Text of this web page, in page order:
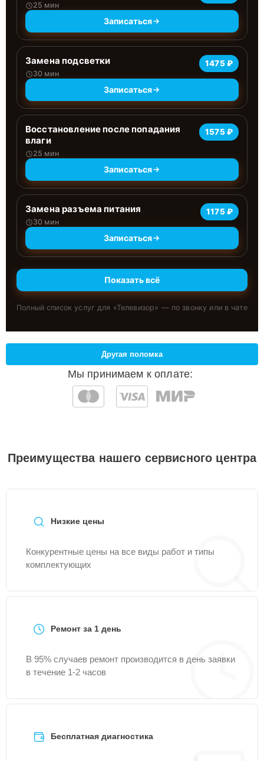
25 мин
Записаться
Замена подсветки
30 мин
1475 ₽
Записаться
Восстановление после попадания
влаги
25 мин
1575 ₽
Записаться
Замена разъема питания
30 мин
1175 ₽
Записаться
Показать всё
Полный список услуг для «Телевизор» — по звонку или в чате
Мы принимаем к оплате:
Другая поломка
Преимущества нашего сервисного центра
Низкие цены
Конкурентные цены на все виды работ и типы
комплектующих
Ремонт за 1 день
В 95% случаев ремонт производится в день заявки
в течение 1-2 часов
Бесплатная диагностика